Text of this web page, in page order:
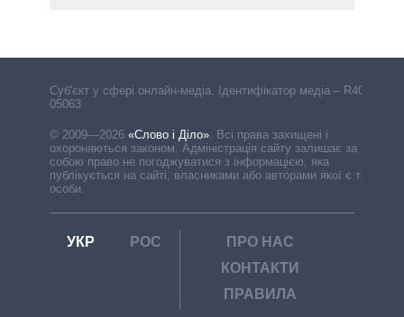
Cуб'єкт у сфері онлайн-медіа. Ідентифікатор медіа – R40-
05063
© 2009—2026 «Слово і Діло» Всі права захищені і
охороняються законом. Адміністрація сайту залишає за
собою право не погоджуватися з інформацією, яка
публікується на сайті, власниками або авторами якої є треті
особи.
УКР РОС
ПРО НАС
КОНТАКТИ
ПРАВИЛА